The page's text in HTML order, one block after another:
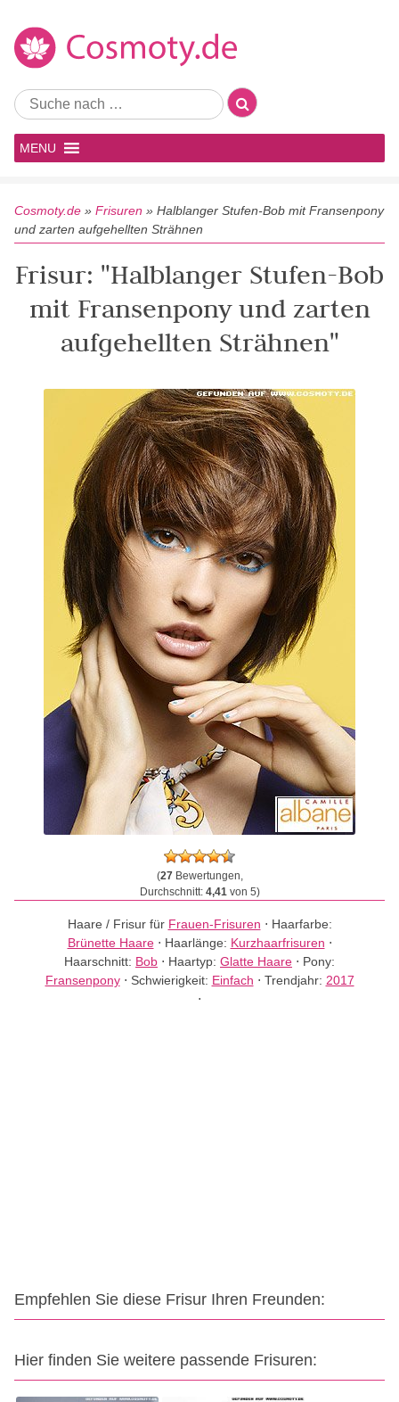
MENU
Cosmoty.de » Frisuren » Halblanger Stufen-Bob mit Fransenpony
und zarten aufgehellten Strähnen
Frisur: "Halblanger Stufen-Bob
mit Fransenpony und zarten
aufgehellten Strähnen"
(27Bewertungen,
Durchschnitt: 4,41von 5)
Haare / Frisur für Frauen-Frisuren ⋅ Haarfarbe:
Brünette Haare⋅ Haarlänge: Kurzhaarfrisuren ⋅
Haarschnitt: Bob ⋅ Haartyp: Glatte Haare ⋅ Pony:
Fransenpony⋅ Schwierigkeit: Einfach ⋅ Trendjahr: 2017
⋅
Empfehlen Sie diese Frisur Ihren Freunden:
Hier finden Sie weitere passende Frisuren: